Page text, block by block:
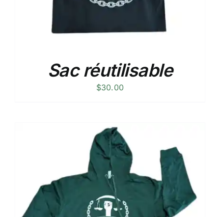
Sac réutilisable
$30.00